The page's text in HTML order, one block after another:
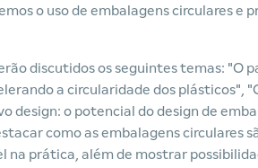
o uso de embalagens circulares e
discutidos os seguintes temas: "O
a circularidade dos plásticos",
design: o potencial do design de
como as embalagens circulares
prática, além de mostrar